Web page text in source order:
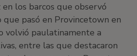
los barcos que observó
pasó en Provincetown en
volvió paulatinamente a
entre las que destacaron